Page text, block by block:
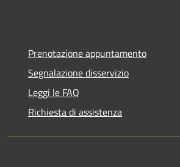
Prenotazione appuntamento
Segnalazione disservizio
Leggi le FAQ
Richiesta di assistenza